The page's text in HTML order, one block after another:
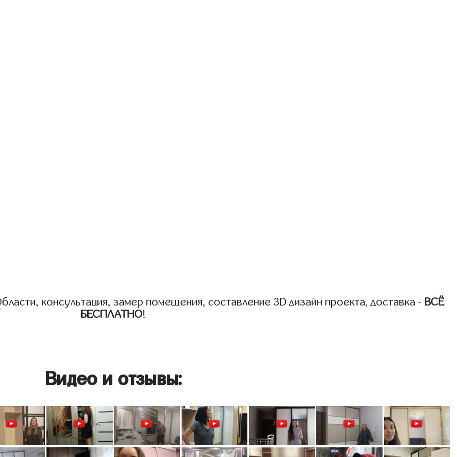
консультация, замер помещения, составление 3D дизайн проекта, доставка - ВСЁ
БЕСПЛАТНО!
Видео и отзывы: